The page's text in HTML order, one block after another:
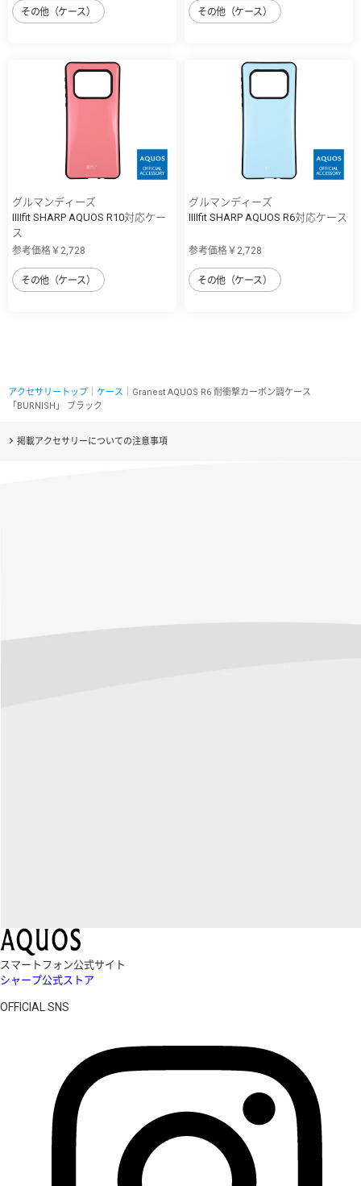
その他（ケース） その他（ケース）
グルマンディーズ
IIIIfit SHARP AQUOS R10対応ケー
ス
参考価格￥2,728
その他（ケース）
グルマンディーズ
IIIIfit SHARP AQUOS R6対応ケース
参考価格￥2,728
その他（ケース）
アクセサリートップ ケース ｜Granest AQUOS R6 耐衝撃カーボン調ケース
「BURNISH」 ブラック
掲載アクセサリーについての注意事項
スマートフォン公式サイト
シャープ公式ストア
OFFICIAL SNS